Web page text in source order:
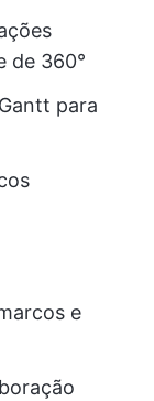
de 360°
para
e